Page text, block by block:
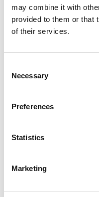
may combine it with
provided to them or that
of their services.
Selection
Necessary
Preferences
Statistics
Marketing
Godkänd enligt:
Datasheet AP V1.pdf
Manual AP ENG.pdf